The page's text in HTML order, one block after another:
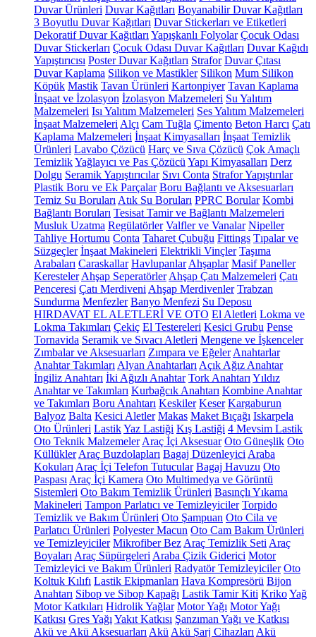
Duvar Ürünleri Duvar Kağıtları Boyanabilir Duvar Kağıtları
3 Boyutlu Duvar Kağıtları Duvar Stickerları ve Etiketleri
Dekoratif Duvar Kağıtları Yapışkanlı Folyolar Çocuk Odası
Duvar Stickerları Çocuk Odası Duvar Kağıtları Duvar Kağıdı
Yapıştırıcısı Poster Duvar Kağıtları Strafor Duvar Çıtası
Duvar Kaplama Silikon ve Mastikler Silikon Mum Silikon
Köpük Mastik Tavan Ürünleri Kartonpiyer Tavan Kaplama
İnşaat ve İzolasyon İzolasyon Malzemeleri Su Yalıtım
Malzemeleri Isı Yalıtım Malzemeleri Ses Yalıtım Malzemeleri
İnşaat Malzemeleri Alçı Cam Tuğla Çimento Beton Harcı Çatı
Kaplama Malzemeleri İnşaat Kimyasalları İnşaat Temizlik
Ürünleri Lavabo Çözücü Harç ve Sıva Çözücü Çok Amaçlı
TemizlikYağlayıcı ve Pas Çözücü Yapı Kimyasalları Derz
Dolgu Seramik Yapıştırıcılar Sıvı Conta Strafor Yapıştırılar
Plastik Boru ve Ek Parçalar Boru Bağlantı ve Aksesuarları
Temiz Su Boruları Atık Su Boruları PPRC Borular Kombi
Bağlantı Boruları Tesisat Tamir ve Bağlantı Malzemeleri
Musluk Uzatma Regülatörler Valfler ve Vanalar Nipeller
Tahliye Hortumu Conta Taharet Çubuğu Fittings Tıpalar ve
Süzgeçler İnşaat Makineleri Elektrikli Vinçler Taşıma
Arabaları Caraskallar Havlupanlar Ahşaplar Masif Paneller
Keresteler Ahşap Seperatörler Ahşap Çatı Malzemeleri Çatı
Penceresi Çatı Merdiveni Ahşap Merdivenler Trabzan
Sundurma Menfezler Banyo Menfezi Su Deposu
HIRDAVAT EL ALETLERİ VE OTO El Aletleri Lokma ve
Lokma Takımları Çekiç El Testereleri Kesici Grubu Pense
Tornavida Seramik ve Sıvacı Aletleri Mengene ve İşkenceler
Zımbalar ve Aksesuarları Zımpara ve Eğeler Anahtarlar
Anahtar Takımları Alyan Anahtarları Açık Ağız Anahtar
İngiliz Anahtarı İki Ağızlı Anahtar Tork Anahtarı Yıldız
Anahtar ve Takımları Kurbağcık Anahtarı Kombine Anahtar
ve Takımları Boru Anahtarı Keskiler Keser Kargaburun
Balyoz Balta Kesici Aletler Makas Maket Bıçağı Iskarpela
Oto Ürünleri LastikYaz Lastiği Kış Lastiği 4 Mevsim Lastik
Oto Teknik Malzemeler Araç İçi Aksesuar Oto Güneşlik Oto
Küllükler Araç Buzdolapları Bagaj Düzenleyici Araba
Kokuları Araç İçi Telefon Tutucular Bagaj Havuzu Oto
Paspası Araç İçi Kamera Oto Multimedya ve Görüntü
Sistemleri Oto Bakım Temizlik Ürünleri Basınçlı Yıkama
Makineleri Tampon Parlatıcı ve Temizleyiciler Torpido
Temizlik ve Bakım Ürünleri Oto Şampuan Oto Cila ve
Parlatıcı Ürünleri Polyester Macun Oto Cam Bakım Ürünleri
ve Temizleyiciler Mikrofiber Bez Araç Temizlik Seti Araç
Boyaları Araç Süpürgeleri Araba Çizik Giderici Motor
Temizleyici ve Bakım Ürünleri Radyatör Temizleyiciler Oto
Koltuk Kılıfı Lastik Ekipmanları Hava Kompresörü Bijon
Anahtarı Sibop ve Sibop Kapağı Lastik Tamir Kiti KrikoYağ
Motor Katkıları Hidrolik Yağlar Motor Yağı Motor Yağı
Katkısı Gres Yağı Yakıt Katkısı Şanzıman Yağı ve Katkısı
Akü ve Akü Aksesuarları Akü Akü Şarj Cihazları Akü